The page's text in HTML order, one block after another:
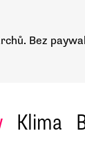
Bez
Klima